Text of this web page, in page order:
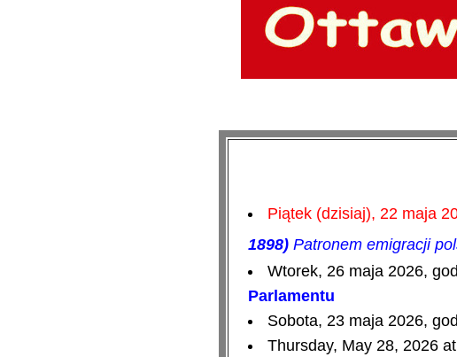
Piątek (dzisiaj), 22 maja
1898) Patronem emigracji
Wtorek, 26 maja 2026,
Parlamentu
Sobota, 23 maja 2026,
Thursday, May 28, 2026